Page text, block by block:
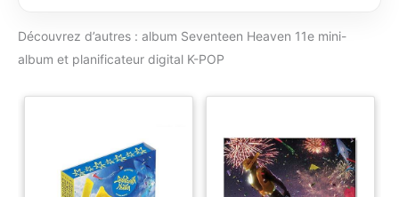
Agency Certified
Company (No.
BolsVos Digital
Reserved / Warning:
Unauthorized Selling
Activity Without
Découvrez d’autres : album Seventeen Heaven 11e mini-
album et planificateur digital K-POP